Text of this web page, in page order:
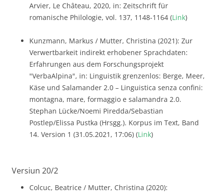
Arvier, Le Château, 2020, in: Zeitschrift für
romanische Philologie, vol. 137, 1148-1164 (Link)
Kunzmann, Markus / Mutter, Christina (2021): Zur
Verwertbarkeit indirekt erhobener Sprachdaten:
Erfahrungen aus dem Forschungsprojekt
"VerbaAlpina", in: Linguistik grenzenlos: Berge, Meer,
Käse und Salamander 2.0 – Linguistica senza confini:
montagna, mare, formaggio e salamandra 2.0.
Stephan Lücke/Noemi Piredda/Sebastian
Postlep/Elissa Pustka (Hrsgg.). Korpus im Text, Band
14. Version 1 (31.05.2021, 17:06) (Link)
Versiun 20/2
Colcuc, Beatrice / Mutter, Christina (2020):